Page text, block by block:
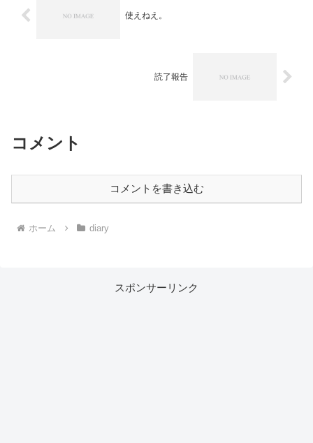
使えねえ。
読了報告
コメント
コメントを書き込む
ホーム diary
スポンサーリンク